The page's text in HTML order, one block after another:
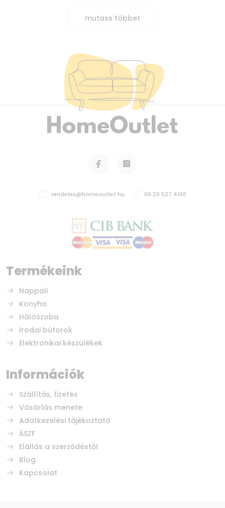
mutass többet
Termékeink
Nappali
Konyha
Hálószoba
Irodai bútorok
Elektronikai készülékek
rendeles@homeoutlet.hu 06 20 527 4100
Információk
Szállítás, fizetés
Vásárlás menete
Adatkezelési tájékoztató
ÁSZF
Elállás a szerződéstől
Blog
Kapcsolat